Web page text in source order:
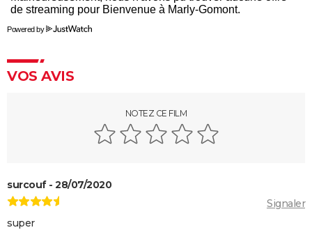
La Traversée
Gaston Lagaffe : intrigue, avis, streaming... Tout sur
Powered by
VOS AVIS
NOTEZ CE FILM
surcouf - 28/07/2020
Signaler
super